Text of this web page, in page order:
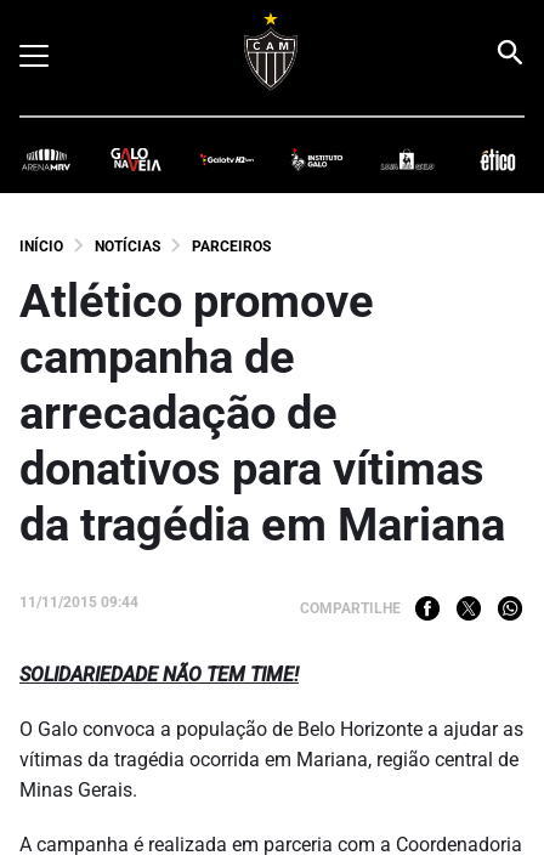
INÍCIO NOTÍCIAS PARCEIROS
Atlético promove
campanha de
arrecadação de
donativos para vítimas
da tragédia em Mariana
11/11/2015 09:44 COMPARTILHE
SOLIDARIEDADE NÃO TEM TIME!
O Galo convoca a população de Belo Horizonte a ajudar as
vítimas da tragédia ocorrida em Mariana, região central de
Minas Gerais.
A campanha é realizada em parceria com a Coordenadoria